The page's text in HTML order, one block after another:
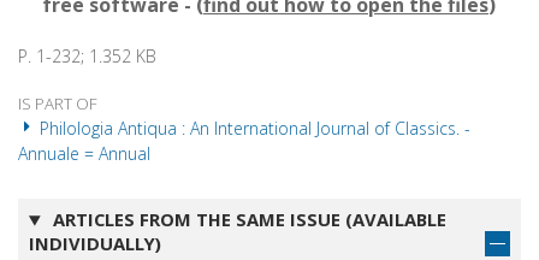
P. 1-232; 1.352 KB
IS PART OF
Philologia Antiqua : An International Journal of Classics. -
Annuale = Annual
ARTICLES FROM THE SAME ISSUE (AVAILABLE
INDIVIDUALLY)